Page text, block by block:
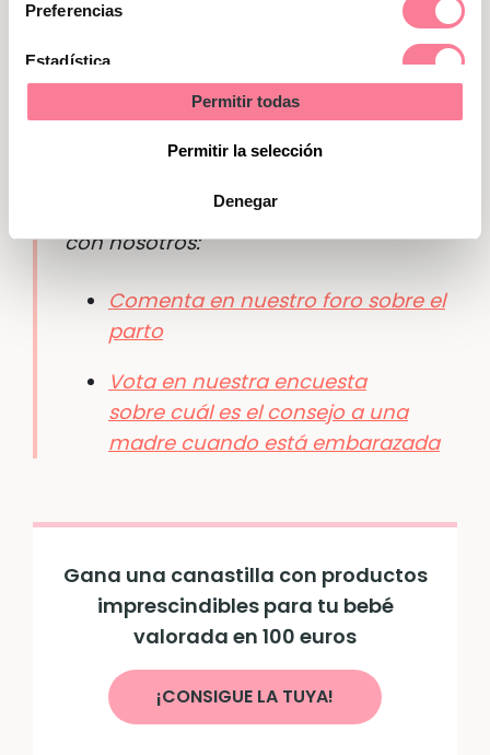
Preferencias
Estadística
Permitir todas
Permitir la selección
Denegar
En el caso de una episiotomía muy grande
o dolores persistentes, así como cuando
hay secuelas tales como incontinencia, se
suele indicar una reeducación del suelo
Si te ha interesado este tema, participa
con nosotros:
Comenta en nuestro foro sobre el
parto
Vota en nuestra encuesta
sobre cuál es el consejo a una
madre cuando está embarazada
Gana una canastilla con productos
imprescindibles para tu bebé
valorada en 100 euros
¡CONSIGUE LA TUYA!